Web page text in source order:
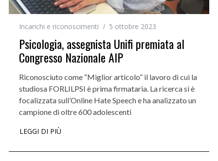
Incarichi e riconoscimenti 5 ottobre 2023
Psicologia, assegnista Unifi premiata al
Congresso Nazionale AIP
Riconosciuto come “Miglior articolo” il lavoro di cui la
studiosa FORLILPSI è prima firmataria. La ricerca si è
focalizzata sull’Online Hate Speech e ha analizzato un
campione di oltre 600 adolescenti
LEGGI DI PIÙ